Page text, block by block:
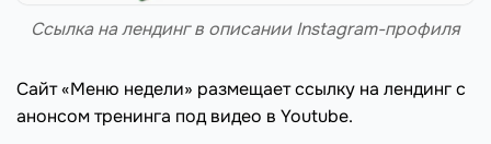
Ссылка на лендинг в описании Instagram-профиля
Сайт «Меню недели» размещает ссылку на лендинг c
анонсом тренинга под видео в Youtube.